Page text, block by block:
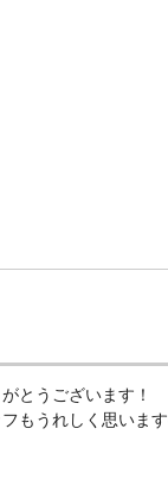
とうございます！
もうれしく思いま